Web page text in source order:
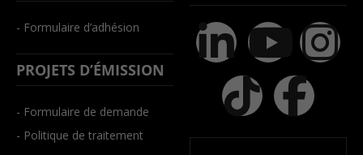
- Formulaire d’adhésion
PROJETS D’ÉMISSION
- Formulaire de demande
- Politique de traitement